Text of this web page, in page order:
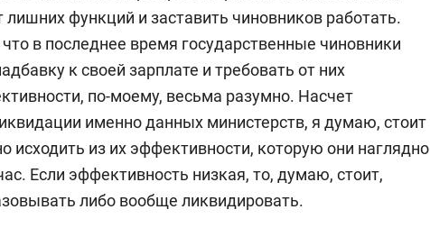
лишних функций и заставить чиновников работать.
в последнее время государственные чиновники
к своей зарплате и требовать от них
по-моему, весьма разумно. Насчет
именно данных министерств, я думаю, стоит
исходить из их эффективности, которую они наглядно
Если эффективность низкая, то, думаю, стоит,
либо вообще ликвидировать.